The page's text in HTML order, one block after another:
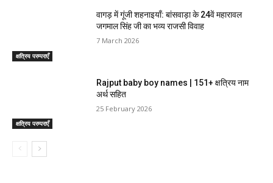
क्षत्रिय परम्पराएँ
वागड़ में गूंजी शहनाइयाँ: बांसवाड़ा के 24वें महारावल
जगमाल सिंह जी का भव्य राजसी विवाह
7 March 2026
क्षत्रिय परम्पराएँ
Rajput baby boy names | 151+ क्षत्रिय नाम
अर्थ सहित
25 February 2026